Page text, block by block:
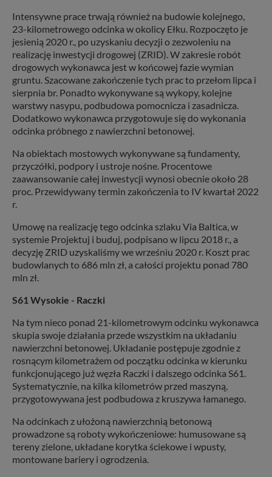
Intensywne prace trwają również na budowie kolejnego,
23-kilometrowego odcinka w okolicy Ełku. Rozpoczęto je
jesienią 2020 r., po uzyskaniu decyzji o zezwoleniu na
realizację inwestycji drogowej (ZRID). W zakresie robót
drogowych wykonawca jest w końcowej fazie wymian
gruntu. Szacowane zakończenie tych prac to przełom lipca i
sierpnia br. Ponadto wykonywane są wykopy, kolejne
warstwy nasypu, podbudowa pomocnicza i zasadnicza.
Dodatkowo wykonawca przygotowuje się do wykonania
odcinka próbnego z nawierzchni betonowej.
Na obiektach mostowych wykonywane są fundamenty,
przyczółki, podpory i ustroje nośne. Procentowe
zaawansowanie całej inwestycji wynosi obecnie około 28
proc. Przewidywany termin zakończenia to IV kwartał 2022
r.
Umowę na realizację tego odcinka szlaku Via Baltica, w
systemie Projektuj i buduj, podpisano w lipcu 2018 r., a
decyzję ZRID uzyskaliśmy we wrześniu 2020 r. Koszt prac
budowlanych to 686 mln zł, a całości projektu ponad 780
mln zł.
S61 Wysokie - Raczki
Na tym nieco ponad 21-kilometrowym odcinku wykonawca
skupia swoje działania przede wszystkim na układaniu
nawierzchni betonowej. Układanie postępuje zgodnie z
rosnącym kilometrażem od początku odcinka w kierunku
funkcjonującego już węzła Raczki i dalszego odcinka S61.
Systematycznie, na kilka kilometrów przed maszyną,
przygotowywana jest podbudowa z kruszywa łamanego.
Na odcinkach z ułożoną nawierzchnią betonową
prowadzone są roboty wykończeniowe: humusowane są
tereny zielone, układane korytka ściekowe i wpusty,
montowane bariery i ogrodzenia.